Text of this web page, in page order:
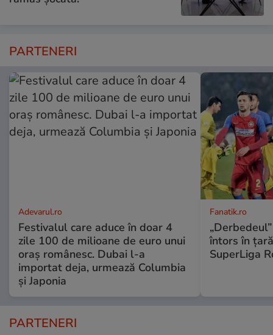
PARTENERI
Adevarul.ro
Festivalul care aduce în doar 4
zile 100 de milioane de euro unui
oraș românesc. Dubai l-a
importat deja, urmează Columbia
și Japonia
Fanatik.ro
întors în
SuperLiga
PARTENERI